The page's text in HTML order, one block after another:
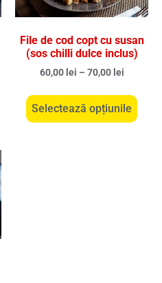
File de cod copt cu susan
(sos chilli dulce inclus)
60,00 lei – 70,00 lei
Selectează opțiunile